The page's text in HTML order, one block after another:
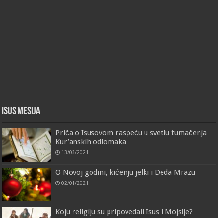
Isus Mesija
Priča o Isusovom raspeću u svetlu tumačenja
Kur’anskih odlomaka
13/03/2021
O Novoj godini, kićenju jelki i Deda Mrazu
02/01/2021
Koju religiju su pripovedali Isus i Mojsije?